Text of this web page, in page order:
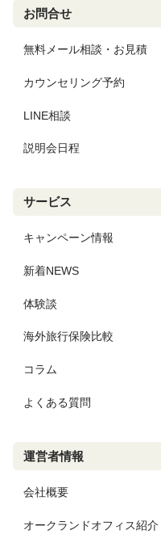
お問合せ
無料メール相談・お見積
カウンセリング予約
LINE相談
説明会日程
サービス
キャンペーン情報
新着NEWS
体験談
海外旅行保険比較
コラム
よくある質問
運営者情報
会社概要
オークランドオフィス紹介